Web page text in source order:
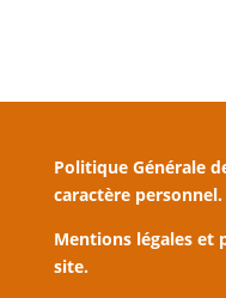
Politique Générale
caractère personnel.
Mentions légales
site.